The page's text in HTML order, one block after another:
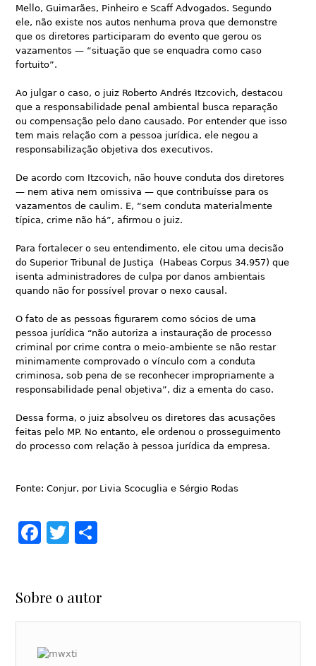
Mello, Guimarães, Pinheiro e Scaff Advogados. Segundo
ele, não existe nos autos nenhuma prova que demonstre
que os diretores participaram do evento que gerou os
vazamentos — “situação que se enquadra como caso
fortuito”.
Ao julgar o caso, o juiz Roberto Andrés Itzcovich, destacou
que a responsabilidade penal ambiental busca reparação
ou compensação pelo dano causado. Por entender que isso
tem mais relação com a pessoa jurídica, ele negou a
responsabilização objetiva dos executivos.
De acordo com Itzcovich, não houve conduta dos diretores
— nem ativa nem omissiva — que contribuísse para os
vazamentos de caulim. E, “sem conduta materialmente
típica, crime não há”, afirmou o juiz.
Para fortalecer o seu entendimento, ele citou uma decisão
do Superior Tribunal de Justiça (Habeas Corpus 34.957) que
isenta administradores de culpa por danos ambientais
quando não for possível provar o nexo causal.
O fato de as pessoas figurarem como sócios de uma
pessoa jurídica “não autoriza a instauração de processo
criminal por crime contra o meio-ambiente se não restar
minimamente comprovado o vínculo com a conduta
criminosa, sob pena de se reconhecer impropriamente a
responsabilidade penal objetiva”, diz a ementa do caso.
Dessa forma, o juiz absolveu os diretores das acusações
feitas pelo MP. No entanto, ele ordenou o prosseguimento
do processo com relação à pessoa jurídica da empresa.
Fonte: Conjur, por Livia Scocuglia e Sérgio Rodas
Facebook
Twitter
Sobre o autor